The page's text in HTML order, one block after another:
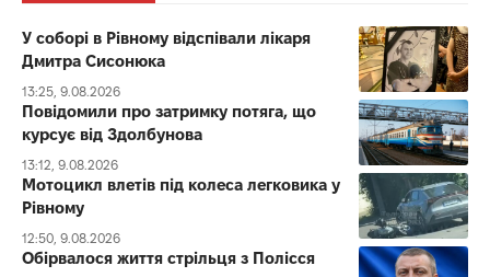
У соборі в Рівному відспівали лікаря
Дмитра Сисонюка
13:25, 9.08.2026
Повідомили про затримку потяга, що
курсує від Здолбунова
13:12, 9.08.2026
Мотоцикл влетів під колеса легковика у
Рівному
12:50, 9.08.2026
Обірвалося життя стрільця з Полісся